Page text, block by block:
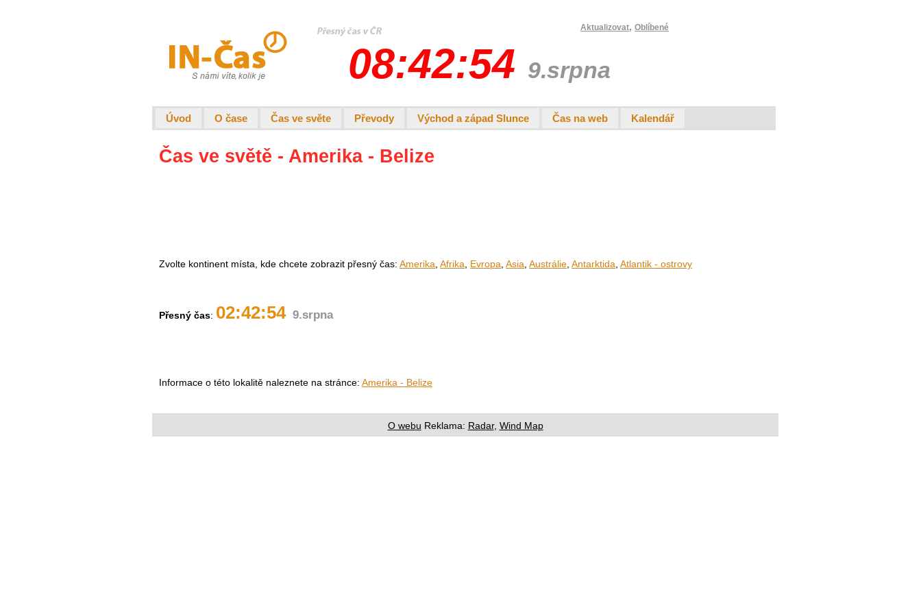
Aktualizovat, Oblíbené
08:42:55 9.srpna
Úvod O čase Čas ve světe Převody Východ a západ Slunce Čas na web Kalendář
Čas ve světě - Amerika - Belize
Zvolte kontinent místa, kde chcete zobrazit přesný čas: Amerika, Afrika, Evropa, Asia, Austrálie, Antarktida, Atlantik - ostrovy
Přesný čas: 02:42:55 9.srpna
Informace o této lokalitě naleznete na stránce: Amerika - Belize
O webu Reklama: Radar, Wind Map